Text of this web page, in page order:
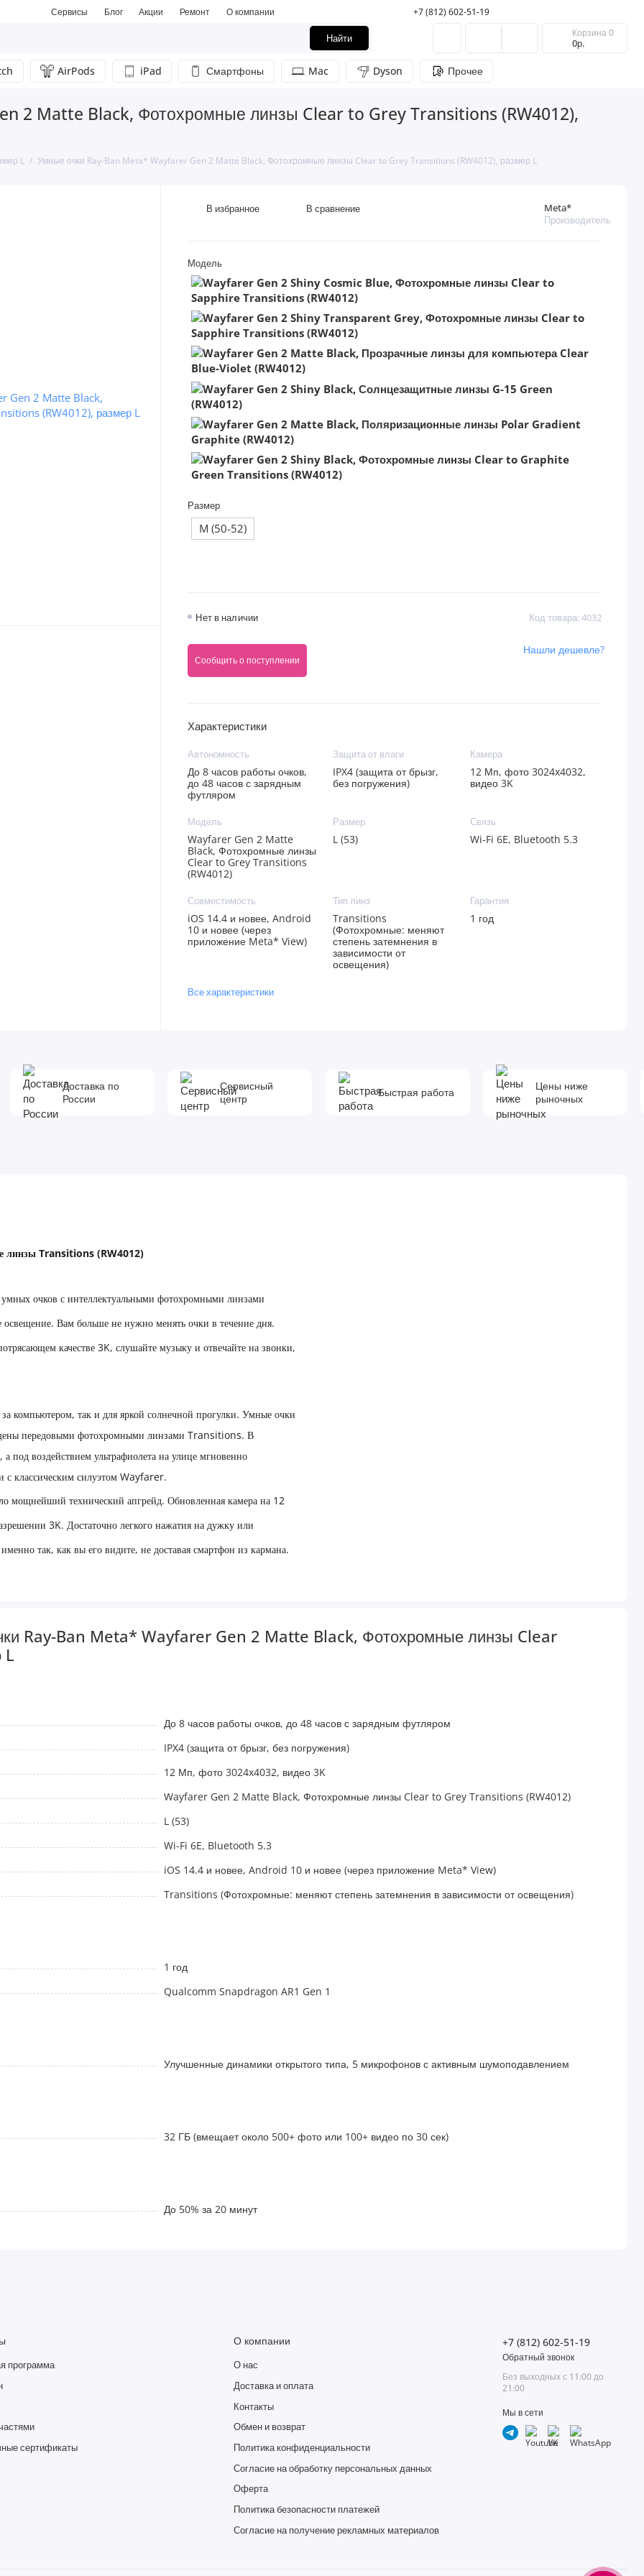
Сервисы Блог Акции Ремонт О компании +7 (812) 602-51-19
Найти Корзина 0
0р.
AirPods iPad Смартфоны Mac Dyson Прочее
2 Matte Black, Фотохромные линзы Clear to Grey Transitions (RW4012),
L Умные очки Ray-Ban Meta* Wayfarer Gen 2 Matte Black, Фотохромные линзы Clear to Grey Transitions (RW4012), размер L
Модель
Размер
M (50-52)
Нет в наличии Код товара: 4032
Meta*
Производитель
Сообщить о поступлении
Нашли дешевле?
В избранное В сравнение
Характеристики
Автономность
До 8 часов работы очков,
до 48 часов с зарядным
футляром
Защита от влаги
IPX4 (защита от брызг,
без погружения)
Камера
12 Мп, фото 3024x4032,
видео 3K
Модель
Wayfarer Gen 2 Matte
Black, Фотохромные линзы
Clear to Grey Transitions
(RW4012)
Размер
L (53)
Связь
Wi-Fi 6E, Bluetooth 5.3
Совместимость
iOS 14.4 и новее, Android
10 и новее (через
приложение Meta* View)
Тип линз
Transitions
(Фотохромные: меняют
степень затемнения в
зависимости от
освещения)
Гарантия
1 год
Все характеристики
Доставка по
России
Сервисный
центр
Быстрая работа
Цены ниже
рыночных
линзы Transitions (RW4012)
очков с интеллектуальными фотохромными линзами
Вам больше не нужно менять очки в течение дня.
качестве 3K, слушайте музыку и отвечайте на звонки,
компьютером, так и для яркой солнечной прогулки. Умные очки
передовыми фотохромными линзами Transitions. В
воздействием ультрафиолета на улице мгновенно
с классическим силуэтом Wayfarer.
мощнейший технический апгрейд. Обновленная камера на 12
3K. Достаточно легкого нажатия на дужку или
так, как вы его видите, не доставая смартфон из кармана.
контролируя обстановку вокруг, что особенно важно для
составляет внушительные 8 часов, а стильный зарядный
всё же разрядились, функция быстрой зарядки восполнит
по стандарту IPX4 и традиционно медленно теряет в
ин.
и темные на солнце, обеспечивают 100% защиту от
видео и фото 12 Мп от первого лица для ваших
очков до 50%.
с зарядным футляром
Ray-Ban Meta* Wayfarer Gen 2 Matte Black, Фотохромные линзы Clear
L
До 8 часов работы очков, до 48 часов с зарядным футляром
IPX4 (защита от брызг, без погружения)
12 Мп, фото 3024x4032, видео 3K
Wayfarer Gen 2 Matte Black, Фотохромные линзы Clear to Grey Transitions (RW4012)
L (53)
Wi-Fi 6E, Bluetooth 5.3
iOS 14.4 и новее, Android 10 и новее (через приложение Meta* View)
Transitions (Фотохромные: меняют степень затемнения в зависимости от освещения)
1 год
Qualcomm Snapdragon AR1 Gen 1
Улучшенные динамики открытого типа, 5 микрофонов с активным шумоподавлением
32 ГБ (вмещает около 500+ фото или 100+ видео по 30 сек)
До 50% за 20 минут
программа
сертификаты
О компании
О нас
Доставка и оплата
Контакты
Обмен и возврат
Политика конфиденциальности
Согласие на обработку персональных данных
Оферта
Политика безопасности платежей
Согласие на получение рекламных материалов
+7 (812) 602-51-19
Обратный звонок
Без выходных с 11:00 до
21:00
Мы в сети